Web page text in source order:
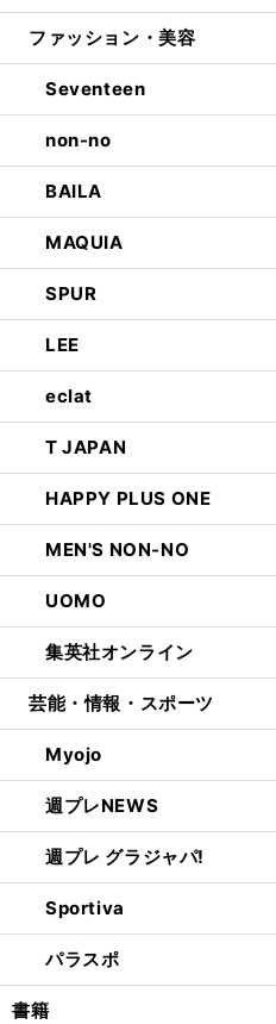
ファッション・美容
Seventeen
non-no
BAILA
MAQUIA
SPUR
LEE
eclat
T JAPAN
HAPPY PLUS ONE
MEN'S NON-NO
UOMO
集英社オンライン
芸能・情報・スポーツ
Myojo
週プレNEWS
週プレ グラジャパ!
Sportiva
パラスポ
書籍